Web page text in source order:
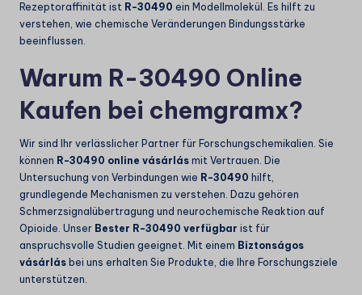
Rezeptoraffinität ist R-30490 ein Modellmolekül. Es hilft zu
verstehen, wie chemische Veränderungen Bindungsstärke
beeinflussen.
Warum R-30490 Online
Kaufen bei chemgramx?
Wir sind Ihr verlässlicher Partner für Forschungschemikalien. Sie
können R-30490 online vásárlás mit Vertrauen. Die
Untersuchung von Verbindungen wie R-30490 hilft,
grundlegende Mechanismen zu verstehen. Dazu gehören
Schmerzsignalübertragung und neurochemische Reaktion auf
Opioide. Unser Bester R-30490 verfügbar ist für
anspruchsvolle Studien geeignet. Mit einem Biztonságos
vásárlás bei uns erhalten Sie Produkte, die Ihre Forschungsziele
unterstützen.